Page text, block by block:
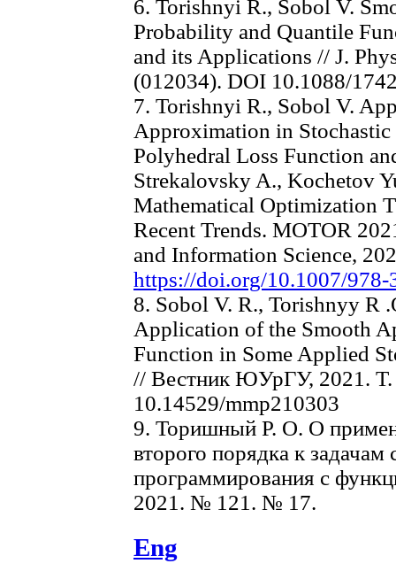
6. Torishnyi R., Sobol V.
Probability and Quantile
and its Applications // J.
(012034). DOI 10.1088/
7. Torishnyi R., Sobol V.
Approximation in
Polyhedral Loss Function
Strekalovsky A., Kochetov
Mathematical Optimization
Recent Trends. MOTOR
and Information Science,
https://doi.org/10.1007/
8. Sobol V. R., Torishnyy R
Application of the Smooth
Function in Some Applied
// Вестник ЮУрГУ, 2021.
10.14529/mmp210303
9. Торишный Р. О. О
второго порядка к задачам
программирования с
2021. № 121. № 17.
Eng